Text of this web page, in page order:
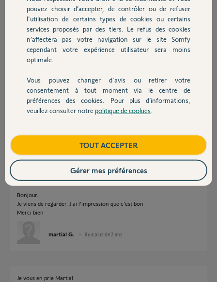
Autres produits
Devis avec un pro
Contact
martial G.
il y a plus de 2 ans
Réponses
Bonjour Martial,
J'ai effectué une resynchronisation de votre box avec nos serveurs.
Je vous laisses tester à nouveau.
Bonjour.
Je viens de regarder. J'ai l'impression que c'est bon
Merci bien
martial G. il y a plus de 2 ans
Je vous en prie Martial.
pouvez choisir d’accepter, de contrôler ou de refuser
l'utilisation de certains types de cookies ou certains
services proposés par des tiers. Le refus des cookies
n’affectera pas votre navigation sur le site Somfy
cependant votre expérience utilisateur sera moins
optimale.
Vous pouvez changer d'avis ou retirer votre
consentement à tout moment via le centre de
préférences des cookies. Pour plus d’informations,
veuillez consulter notre politique de cookies
TOUT ACCEPTER
Gérer mes préférences